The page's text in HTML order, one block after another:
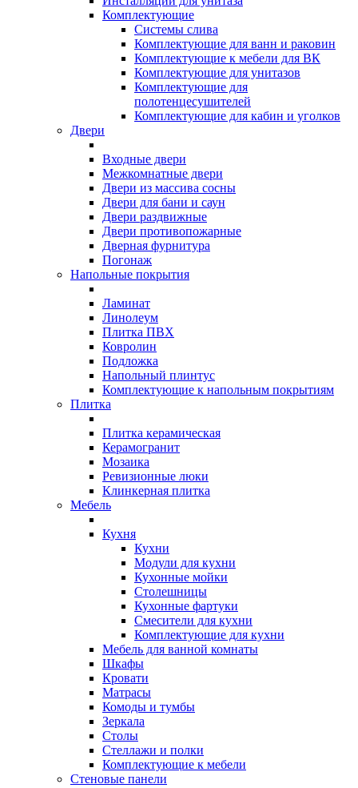
Комплектующие
Системы слива
Комплектующие для ванн и раковин
Комплектующие к мебели для ВК
Комплектующие для унитазов
Комплектующие для
полотенцесушителей
Комплектующие для кабин и уголков
Двери
Входные двери
Межкомнатные двери
Двери из массива сосны
Двери для бани и саун
Двери раздвижные
Двери противопожарные
Дверная фурнитура
Погонаж
Напольные покрытия
Ламинат
Линолеум
Плитка ПВХ
Ковролин
Подложка
Напольный плинтус
Комплектующие к напольным покрытиям
Плитка
Плитка керамическая
Керамогранит
Мозаика
Ревизионные люки
Клинкерная плитка
Мебель
Кухня
Кухни
Модули для кухни
Кухонные мойки
Столешницы
Кухонные фартуки
Смесители для кухни
Комплектующие для кухни
Мебель для ванной комнаты
Шкафы
Кровати
Матрасы
Комоды и тумбы
Зеркала
Столы
Стеллажи и полки
Комплектующие к мебели
Стеновые панели